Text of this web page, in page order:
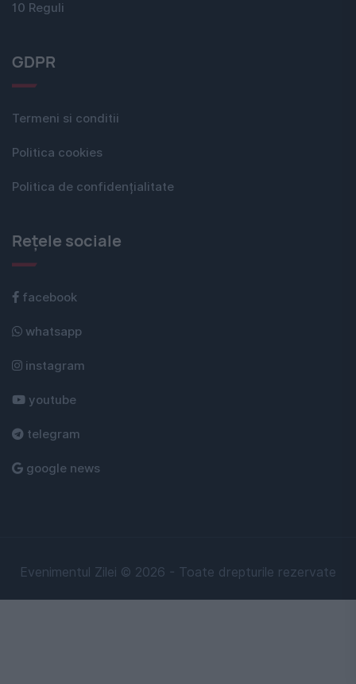
10 Reguli
GDPR
Termeni si conditii
Politica cookies
Politica de confidențialitate
Rețele sociale
facebook
whatsapp
instagram
youtube
telegram
google news
Evenimentul Zilei © 2026 - Toate drepturile rezervate